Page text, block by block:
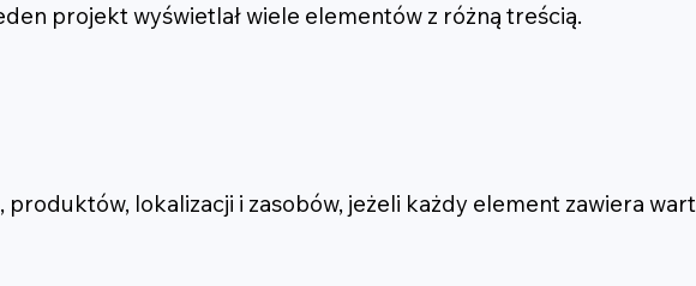
projekt wyświetlał wiele elementów z różną treścią.
lokalizacji i zasobów, jeżeli każdy element zawiera